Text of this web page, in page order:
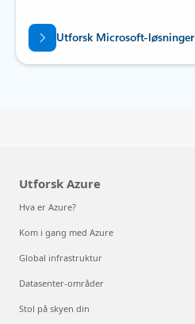
Utforsk Microsoft-løsninger
Utforsk Azure
Hva er Azure?
Kom i gang med Azure
Global infrastruktur
Datasenter-områder
Stol på skyen din